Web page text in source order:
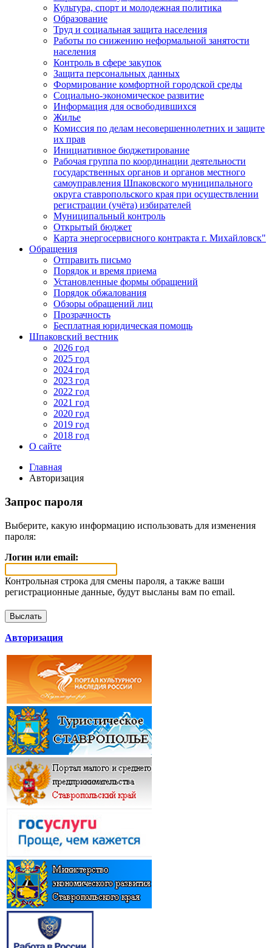
Культура, спорт и молодежная политика
Образование
Труд и социальная защита населения
Работы по снижению неформальной занятости
населения
Контроль в сфере закупок
Защита персональных данных
Формирование комфортной городской среды
Социально-экономическое развитие
Информация для освободившихся
Жилье
Комиссия по делам несовершеннолетних и защите
их прав
Инициативное бюджетирование
Рабочая группа по координации деятельности
государственных органов и органов местного
самоуправления Шпаковского муниципального
округа ставропольского края при осуществлении
регистрации (учёта) избирателей
Муниципальный контроль
Открытый бюджет
Карта энергосервисного контракта г. Михайловск"
Обращения
Отправить письмо
Порядок и время приема
Установленные формы обращений
Порядок обжалования
Обзоры обращений лиц
Прозрачность
Бесплатная юридическая помощь
Шпаковский вестник
2026 год
2025 год
2024 год
2023 год
2022 год
2021 год
2020 год
2019 год
2018 год
О сайте
Главная
Авторизация
Запрос пароля
Выберите, какую информацию использовать для изменения
пароля:
Логин или email:
Контрольная строка для смены пароля, а также ваши
регистрационные данные, будут высланы вам по email.
Авторизация